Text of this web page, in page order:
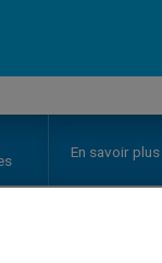
En savoir plus